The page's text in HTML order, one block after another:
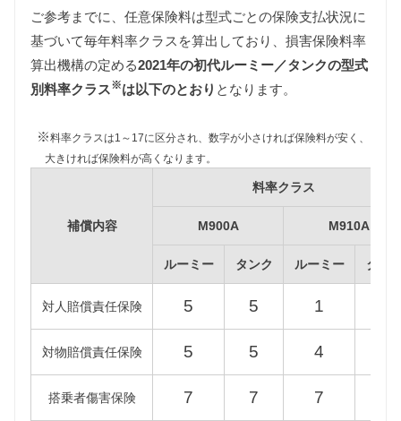
自動車税
自動車税は排気量によって異なりますが、初代ルー
ミー／タンクはすべて同じ課税クラス（660〜
また自動車税制改正により2019年10月1日以降に新車
登録された初代ルーミー／タンクの自動車税は減額
されるため、維持費は新税額をもとに算出していま
す。（2019年9月30日以前に新車登録された初代ルー
新税額（2019/10/1以降） 旧税額
M900A
M910A
重量税
ご参考までに、任意保険料は型式ごとの保険支払状況に
基づいて毎年料率クラスを算出しており、損害保険料率
算出機構の定める2021年の初代ルーミー／タンクの型式
別料率クラス※は以下のとおり となります。
※料率クラスは1～17に区分され、数字が小さければ保険料が安く、
大きければ保険料が高くなります。
補償内容
料率クラス
M900A M910A
ルーミー タンク ルーミー タン
対人賠償責任保険 5 5 1
対物賠償責任保険 5 5 4
搭乗者傷害保険 7 7 7